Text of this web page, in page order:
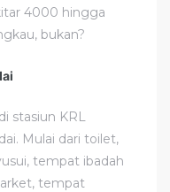
4000 hingga
bukan?
stasiun KRL
Mulai dari toilet,
tempat ibadah
tempat